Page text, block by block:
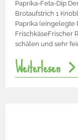
Paprika-Feta-Dip
Brotaufstrich 1
Paprika (eingelegte
FrischkäseFrischer
schälen und sehr
Weiterlesen